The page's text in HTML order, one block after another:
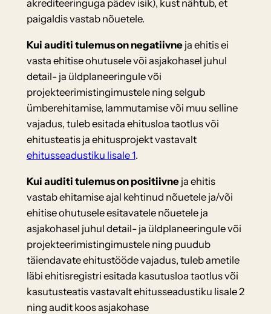
akrediteeringuga pädev isik), kust nähtub, et
paigaldis vastab nõuetele.
Kui auditi tulemus on negatiivneja ehitis ei
vasta ehitise ohutusele või asjakohasel juhul
detail- ja üldplaneeringule või
projekteerimistingimustele ning selgub
ümberehitamise, lammutamise või muu selline
vajadus, tuleb esitada ehitusloa taotlus või
ehitusteatis ja ehitusprojekt vastavalt
ehitusseadustiku lisale 1.
Kui auditi tulemus on positiivneja ehitis
vastab ehitamise ajal kehtinud nõuetele ja/või
ehitise ohutusele esitavatele nõuetele ja
asjakohasel juhul detail- ja üldplaneeringule või
projekteerimistingimustele ning puudub
täiendavate ehitustööde vajadus, tuleb ametile
läbi ehitisregistri esitada kasutusloa taotlus või
kasutusteatis vastavalt ehitusseadustiku lisale 2
ning audit koos asjakohase